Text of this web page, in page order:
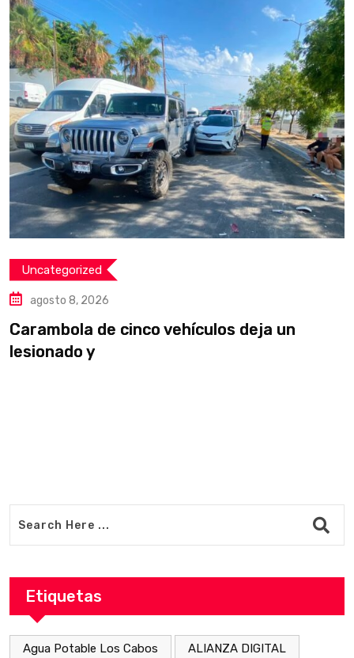
Uncategorized
agosto 8, 2026
Carambola de cinco vehículos deja un
lesionado y
Etiquetas
Agua Potable Los Cabos ALIANZA DIGITAL